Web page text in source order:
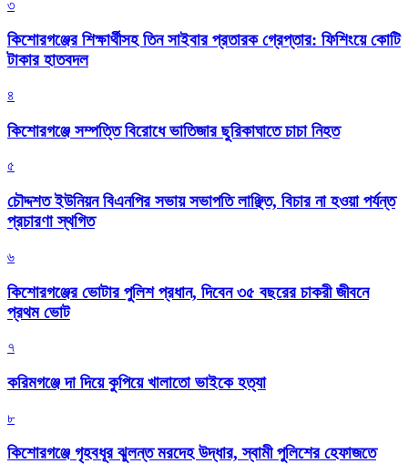
৩
কিশোরগঞ্জের শিক্ষার্থীসহ তিন সাইবার প্রতারক গ্রেপ্তার: ফিশিংয়ে কোটি
টাকার হাতবদল
৪
কিশোরগঞ্জে সম্পত্তি বিরোধে ভাতিজার ছুরিকাঘাতে চাচা নিহত
৫
চৌদ্দশত ইউনিয়ন বিএনপির সভায় সভাপতি লাঞ্ছিত, বিচার না হওয়া পর্যন্ত
প্রচারণা স্থগিত
৬
কিশোরগঞ্জের ভোটার পুলিশ প্রধান, দিবেন ৩৫ বছরের চাকরী জীবনে
প্রথম ভোট
৭
করিমগঞ্জে দা দিয়ে কুপিয়ে খালাতো ভাইকে হত্যা
৮
কিশোরগঞ্জে গৃহবধূর ঝুলন্ত মরদেহ উদ্ধার, স্বামী পুলিশের হেফাজতে